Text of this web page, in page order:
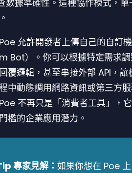
數據準確性。這種協作模式，單
允許開發者上傳自己的自訂
Bot）。你可以根據特定需求
覆邏輯，甚至串接外部 API，讓
中動態調用網路資訊或第三方
不再只是「消費者工具」，
檻的企業應用潛力。
專家見解： 如果你想在 Poe 上